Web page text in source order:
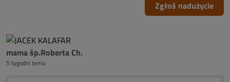
Zgłoś nadużycie
mama śp.Roberta Ch.
5 tygodni temu